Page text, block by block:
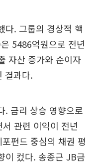
다. 그룹의 경상적 핵
5486억원으로 전년
자산 증가와 순이자
결과다.
. 금리 상승 영향으로
관련 이익이 전년
펀드 중심의 채권 평
이 컸다. 송종근 JB금